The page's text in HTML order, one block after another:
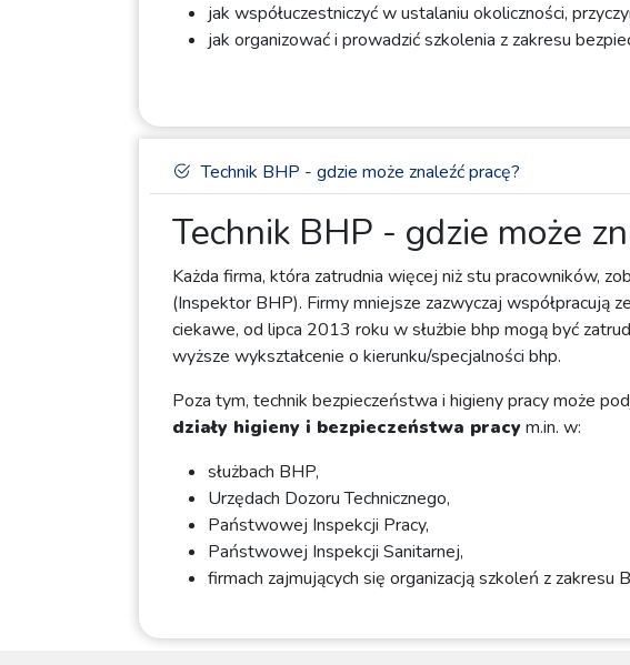
jak współuczestniczyć w ustalaniu okoliczności,
jak organizować i prowadzić szkolenia z zakresu
Technik BHP - gdzie może znaleźć pracę?
Technik BHP - gdzie może
Każda firma, która zatrudnia więcej niż stu pracowników,
(Inspektor BHP). Firmy mniejsze zazwyczaj współpracują
ciekawe, od lipca 2013 roku w służbie bhp mogą być
wyższe wykształcenie o kierunku/specjalności bhp.
Poza tym, technik bezpieczeństwa i higieny pracy może
działy higieny i bezpieczeństwa pracym.in. w:
służbach BHP,
Urzędach Dozoru Technicznego,
Państwowej Inspekcji Pracy,
Państwowej Inspekcji Sanitarnej,
firmach zajmujących się organizacją szkoleń z zakresu